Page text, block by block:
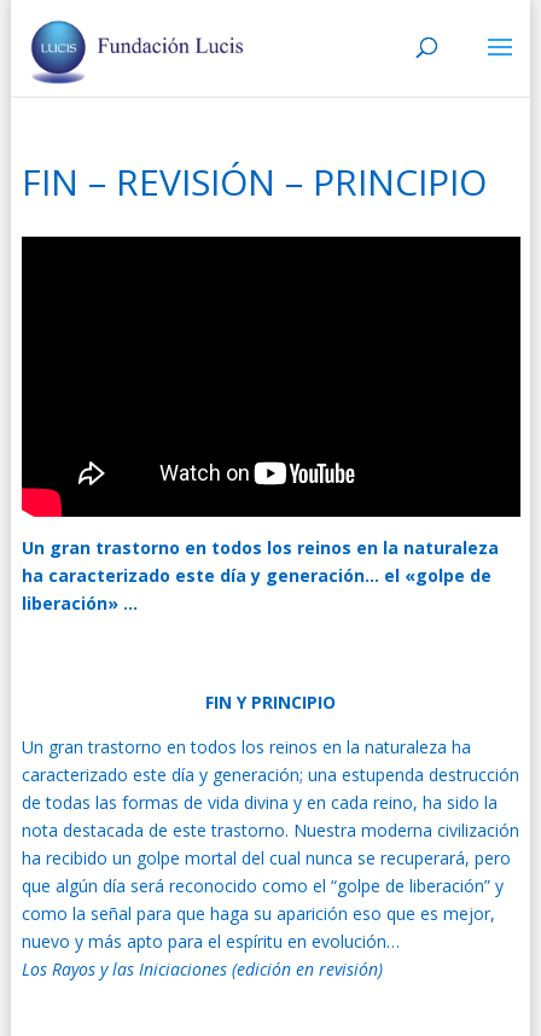
FIN – REVISIÓN – PRINCIPIO
Un gran trastorno en todos los reinos en la naturaleza
ha caracterizado este día y generación… el «golpe de
liberación» …
FIN Y PRINCIPIO
Un gran trastorno en todos los reinos en la naturaleza ha
caracterizado este día y generación; una estupenda destrucción
de todas las formas de vida divina y en cada reino, ha sido la
nota destacada de este trastorno. Nuestra moderna civilización
ha recibido un golpe mortal del cual nunca se recuperará, pero
que algún día será reconocido como el “golpe de liberación” y
como la señal para que haga su aparición eso que es mejor,
nuevo y más apto para el espíritu en evolución…
Los Rayos y las Iniciaciones (edición en revisión)